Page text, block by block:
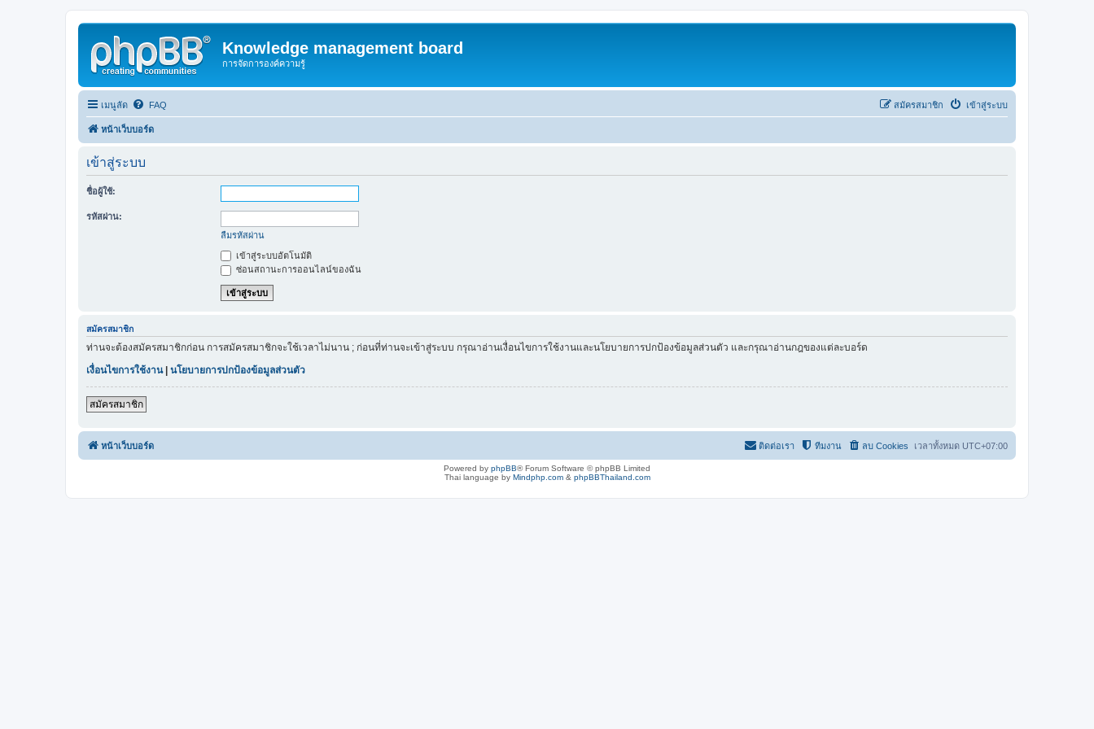
Knowledge management board
การจัดการองค์ความรู้
เมนูลัด FAQ เข้าสู่ระบบ
สมัครสมาชิก
หน้าเว็บบอร์ด
เข้าสู่ระบบ
ชื่อผู้ใช้:
รหัสผ่าน:
ลืมรหัสผ่าน
เข้าสู่ระบบอัตโนมัติ
ซ่อนสถานะการออนไลน์ของฉัน
สมัครสมาชิก
ท่านจะต้องสมัครสมาชิกก่อน การสมัครสมาชิกจะใช้เวลาไม่นาน ; ก่อนที่ท่านจะเข้าสู่ระบบ กรุณาอ่านเงื่อนไขการใช้งานและนโยบายการปกป้องข้อมูลส่วนตัว และกรุณาอ่านกฎของแต่ละบอร์ด
เงื่อนไขการใช้งาน| นโยบายการปกป้องข้อมูลส่วนตัว
สมัครสมาชิก
หน้าเว็บบอร์ด เวลาทั้งหมด UTC+07:00
ลบ Cookies
ทีมงาน
ติดต่อเรา
Powered by phpBB® Forum Software © phpBB Limited
Thai language by Mindphp.com& phpBBThailand.com